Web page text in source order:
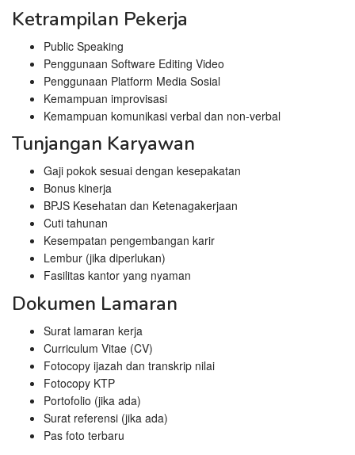
Ketrampilan Pekerja
Public Speaking
Penggunaan Software Editing Video
Penggunaan Platform Media Sosial
Kemampuan improvisasi
Kemampuan komunikasi verbal dan non-verbal
Tunjangan Karyawan
Gaji pokok sesuai dengan kesepakatan
Bonus kinerja
BPJS Kesehatan dan Ketenagakerjaan
Cuti tahunan
Kesempatan pengembangan karir
Lembur (jika diperlukan)
Fasilitas kantor yang nyaman
Dokumen Lamaran
Surat lamaran kerja
Curriculum Vitae (CV)
Fotocopy ijazah dan transkrip nilai
Fotocopy KTP
Portofolio (jika ada)
Surat referensi (jika ada)
Pas foto terbaru